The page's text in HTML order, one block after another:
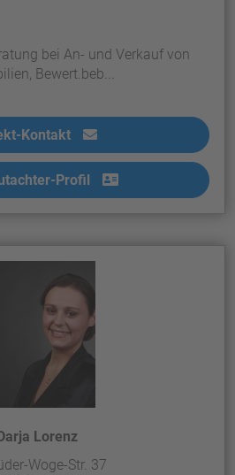
bei An- und Verkauf von
Bewert.beb...
Kontakt
Profil
Darja Lorenz
Woge-Str. 37